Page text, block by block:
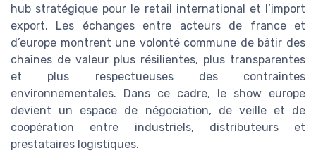
hub stratégique pour le retail international et l’import
export. Les échanges entre acteurs de france et
d’europe montrent une volonté commune de bâtir des
chaînes de valeur plus résilientes, plus transparentes
et plus respectueuses des contraintes
environnementales. Dans ce cadre, le show europe
devient un espace de négociation, de veille et de
coopération entre industriels, distributeurs et
prestataires logistiques.